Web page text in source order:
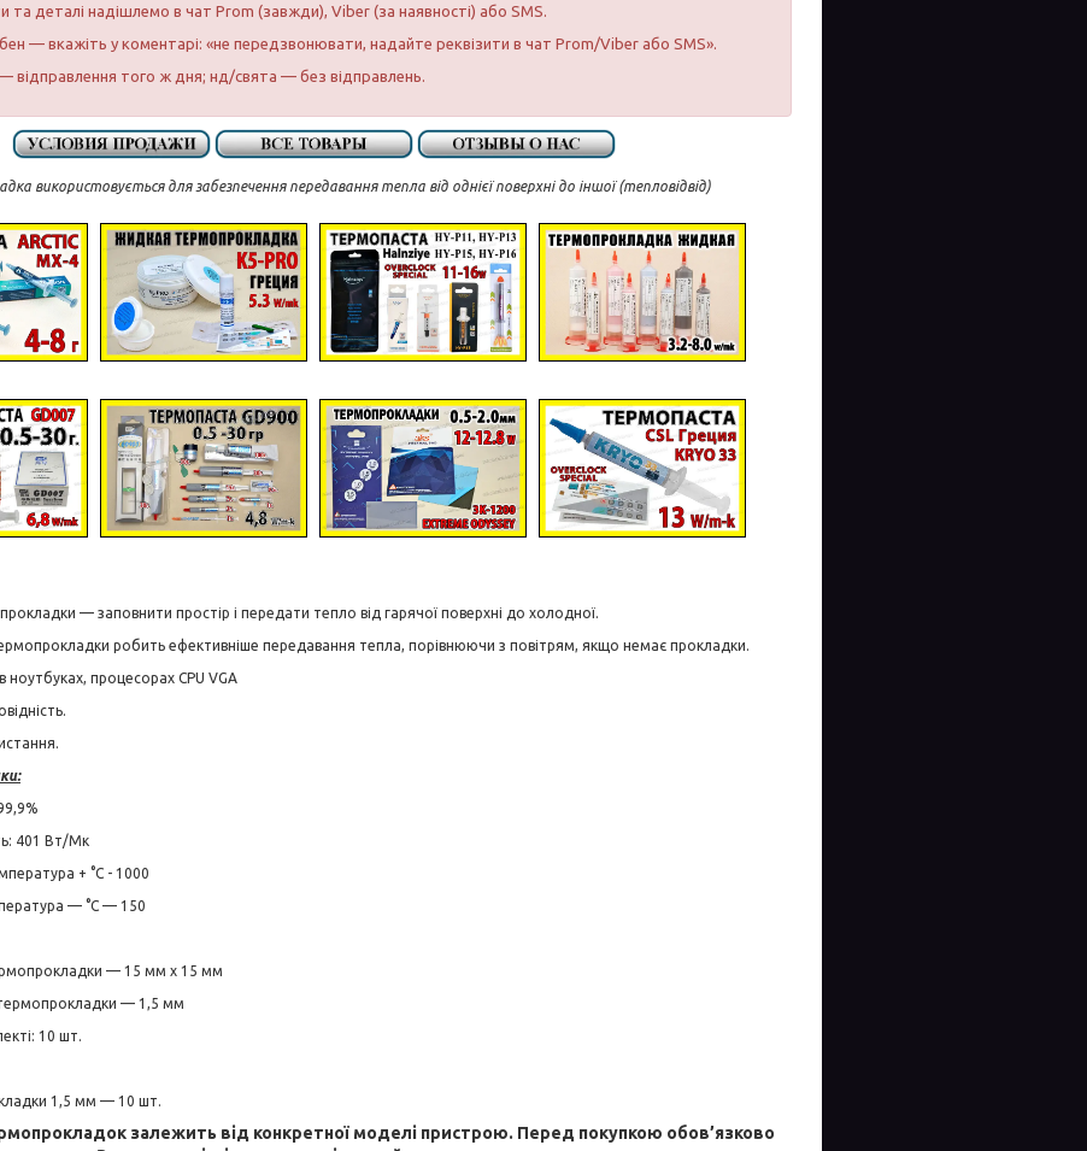
та деталі надішлемо в чат Prom (завжди), Viber (за наявності) або SMS.
— вкажіть у коментарі: «не передзвонювати, надайте реквізити в чат Prom/Viber або SMS».
відправлення того ж дня; нд/свята — без відправлень.
використовується для забезпечення передавання тепла від однієї поверхні до іншої (тепловідвід)
— заповнити простір і передати тепло від гарячої поверхні до холодної.
робить ефективніше передавання тепла, порівнюючи з повітрям, якщо немає прокладки.
ноутбуках, процесорах CPU VGA
401 Вт/Мк
+ °C - 1000
— °C — 150
— 15 мм x 15 мм
— 1,5 мм
10 шт.
1,5 мм — 10 шт.
залежить від конкретної моделі пристрою. Перед покупкою обов’язково